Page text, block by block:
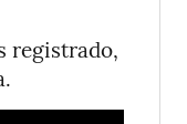
registrado,